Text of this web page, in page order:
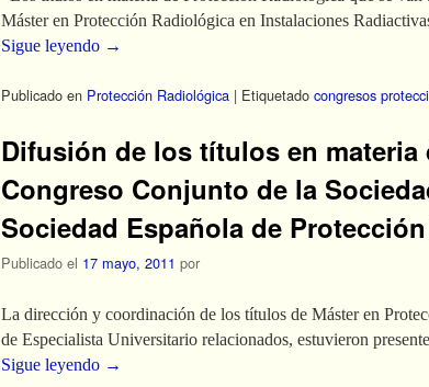
Máster en Protección Radiológica en Instalaciones
Sigue leyendo →
Publicado en Protección Radiológica | Etiquetado congresos
Difusión de los títulos en
Congreso Conjunto de la
Sociedad Española de
Publicado el 17 mayo, 2011 por
La dirección y coordinación de los títulos de Máster en
de Especialista Universitario relacionados, estuvieron
Sigue leyendo →